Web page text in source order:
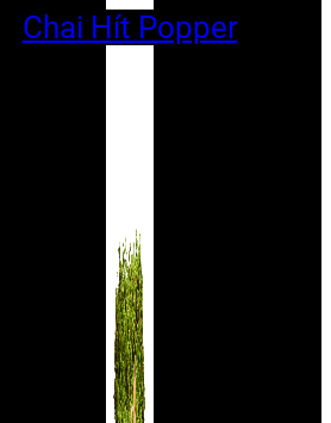
Chai Hít Popper